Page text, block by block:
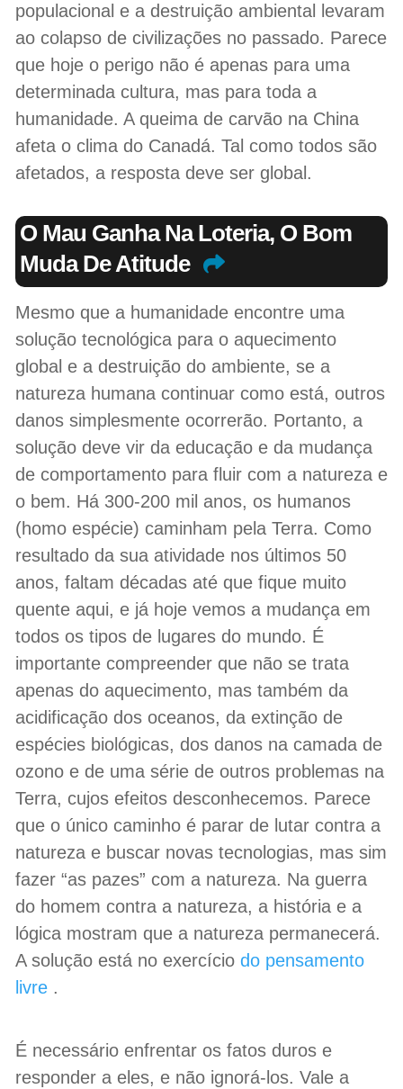
populacional e a destruição ambiental levaram
ao colapso de civilizações no passado. Parece
que hoje o perigo não é apenas para uma
determinada cultura, mas para toda a
humanidade. A queima de carvão na China
afeta o clima do Canadá. Tal como todos são
afetados, a resposta deve ser global.
O Mau Ganha Na Loteria, O Bom
Muda De Atitude
Mesmo que a humanidade encontre uma
solução tecnológica para o aquecimento
global e a destruição do ambiente, se a
natureza humana continuar como está, outros
danos simplesmente ocorrerão. Portanto, a
solução deve vir da educação e da mudança
de comportamento para fluir com a natureza e
o bem. Há 300-200 mil anos, os humanos
(homo espécie) caminham pela Terra. Como
resultado da sua atividade nos últimos 50
anos, faltam décadas até que fique muito
quente aqui, e já hoje vemos a mudança em
todos os tipos de lugares do mundo. É
importante compreender que não se trata
apenas do aquecimento, mas também da
acidificação dos oceanos, da extinção de
espécies biológicas, dos danos na camada de
ozono e de uma série de outros problemas na
Terra, cujos efeitos desconhecemos. Parece
que o único caminho é parar de lutar contra a
natureza e buscar novas tecnologias, mas sim
fazer “as pazes” com a natureza. Na guerra
do homem contra a natureza, a história e a
lógica mostram que a natureza permanecerá.
A solução está no exercício do pensamento
livre .
É necessário enfrentar os fatos duros e
responder a eles, e não ignorá-los. Vale a